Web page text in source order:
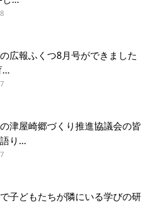
広報ふくつ8月号ができました
…
津屋崎郷づくり推進協議会の皆
り…
子どもたちが隣にいる学びの研